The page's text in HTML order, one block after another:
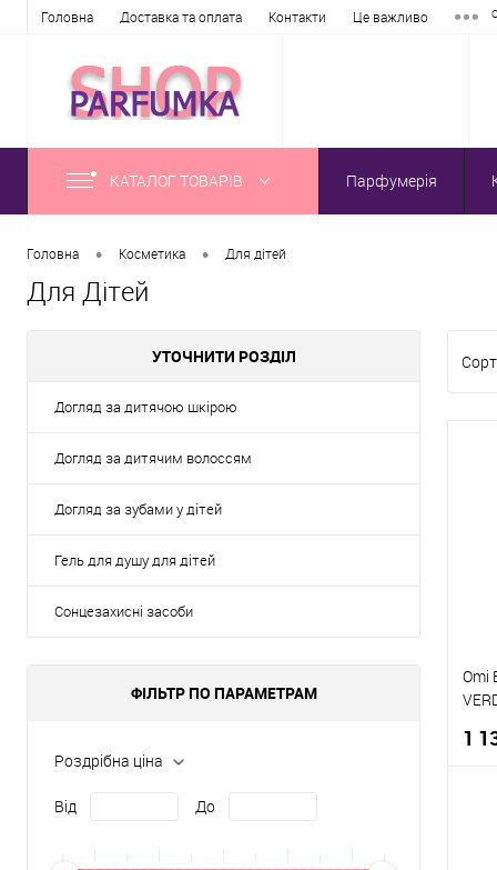
Головна Доставка та оплата Контакти Це важливо
КАТАЛОГ ТОВАРІВ Парфумерія
Головна • Косметика • Для дітей
Для Дітей
УТОЧНИТИ РОЗДІЛ
Догляд за дитячою шкірою
Догляд за дитячим волоссям
Догляд за зубами у дітей
Гель для душу для дітей
Сонцезахисні засоби
ФІЛЬТР ПО ПАРАМЕТРАМ
Роздрібна ціна
Від До
Omi
1